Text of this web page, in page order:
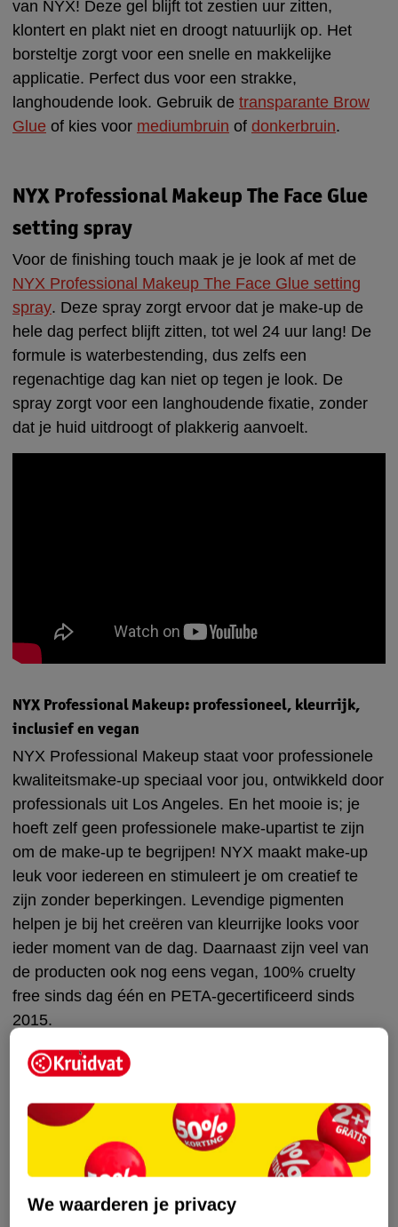
van NYX! Deze gel blijft tot zestien uur zitten,
klontert en plakt niet en droogt natuurlijk op. Het
borsteltje zorgt voor een snelle en makkelijke
applicatie. Perfect dus voor een strakke,
langhoudende look. Gebruik de transparante Brow
Glue of kies voor mediumbruin of donkerbruin.
NYX Professional Makeup The Face Glue
setting spray
Voor de finishing touch maak je je look af met de
NYX Professional Makeup The Face Glue setting
spray. Deze spray zorgt ervoor dat je make-up de
hele dag perfect blijft zitten, tot wel 24 uur lang! De
formule is waterbestending, dus zelfs een
regenachtige dag kan niet op tegen je look. De
spray zorgt voor een langhoudende fixatie, zonder
dat je huid uitdroogt of plakkerig aanvoelt.
NYX Professional Makeup: professioneel, kleurrijk,
inclusief en vegan
NYX Professional Makeup staat voor professionele
kwaliteitsmake-up speciaal voor jou, ontwikkeld door
professionals uit Los Angeles. En het mooie is; je
hoeft zelf geen professionele make-upartist te zijn
om de make-up te begrijpen! NYX maakt make-up
leuk voor iedereen en stimuleert je om creatief te
zijn zonder beperkingen. Levendige pigmenten
helpen je bij het creëren van kleurrijke looks voor
ieder moment van de dag. Daarnaast zijn veel van
de producten ook nog eens vegan, 100% cruelty
free sinds dag één en PETA-gecertificeerd sinds
2015.
Het merk zet zich ook in voor inclusiviteit. Of je nu
vrouw, man of iets daartussenin bent, NYX
Professional Makeup is voor iedereen! Bovendien
staat het merk volledig achter de traditioneel onder-
gerepresenteerde minderheden in de wereld van
beauty, zoals mensen met een getinte of donkere
huidskleur, de moslimgemeenschap, de Latin-
We waarderen je privacy